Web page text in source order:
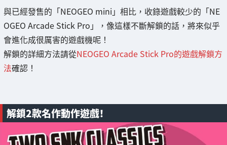
與已經發售的「NEOGEO mini」相比，收錄遊戲較少的「NE
OGEO Arcade Stick Pro」，像這樣不斷解鎖的話，將來似乎
會進化成很厲害的遊戲機呢！
解鎖的詳細方法請從NEOGEO Arcade Stick Pro的遊戲解鎖方
法確認！
解鎖2款名作動作遊戲！